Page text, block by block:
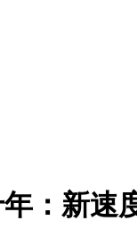
：新